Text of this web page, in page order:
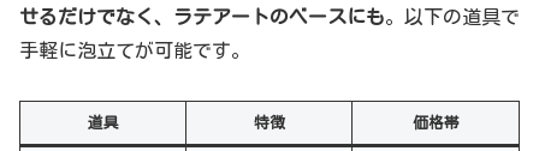
せるだけでなく、ラテアートのベースにも。以下の道具で
手軽に泡立てが可能です。
道具 特徴 価格帯